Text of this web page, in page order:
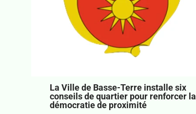
La Ville de Basse-Terre installe six
conseils de quartier pour renforcer la
démocratie de proximité